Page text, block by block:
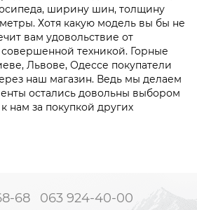
ширину шин, толщину
Хотя какую модель вы бы не
вам удовольствие от
совершенной техникой. Горные
Львове, Одессе покупатели
наш магазин. Ведь мы делаем
остались довольны выбором
нам за покупкой других
68 063 924-40-00